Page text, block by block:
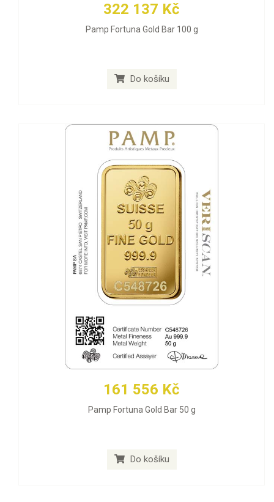
322 137 Kč
Pamp Fortuna Gold Bar 100 g
Do košíku
161 556 Kč
Pamp Fortuna Gold Bar 50 g
Do košíku